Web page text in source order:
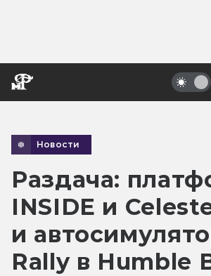
Новости
Раздача:
INSIDE и
и
Rally в Humble